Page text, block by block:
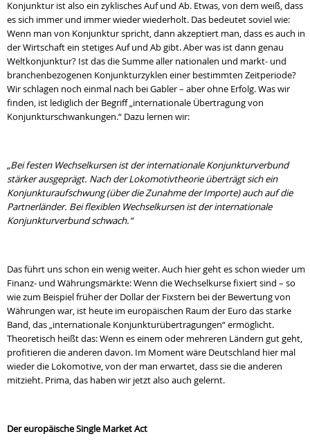
Konjunktur ist also ein zyklisches Auf und Ab. Etwas, von dem weiß, dass
es sich immer und immer wieder wiederholt. Das bedeutet soviel wie:
Wenn man von Konjunktur spricht, dann akzeptiert man, dass es auch in
der Wirtschaft ein stetiges Auf und Ab gibt. Aber was ist dann genau
Weltkonjunktur? Ist das die Summe aller nationalen und markt- und
branchenbezogenen Konjunkturzyklen einer bestimmten Zeitperiode?
Wir schlagen noch einmal nach bei Gabler – aber ohne Erfolg. Was wir
finden, ist lediglich der Begriff „internationale Übertragung von
Konjunkturschwankungen.“ Dazu lernen wir:
„Bei festen Wechselkursen ist der internationale Konjunkturverbund
stärker ausgeprägt. Nach der Lokomotivtheorie überträgt sich ein
Konjunkturaufschwung (über die Zunahme der Importe) auch auf die
Partnerländer. Bei flexiblen Wechselkursen ist der internationale
Konjunkturverbund schwach.“
Das führt uns schon ein wenig weiter. Auch hier geht es schon wieder um
Finanz- und Währungsmärkte: Wenn die Wechselkurse fixiert sind – so
wie zum Beispiel früher der Dollar der Fixstern bei der Bewertung von
Währungen war, ist heute im europäischen Raum der Euro das starke
Band, das „internationale Konjunkturübertragungen“ ermöglicht.
Theoretisch heißt das: Wenn es einem oder mehreren Ländern gut geht,
profitieren die anderen davon. Im Moment wäre Deutschland hier mal
wieder die Lokomotive, von der man erwartet, dass sie die anderen
mitzieht. Prima, das haben wir jetzt also auch gelernt.
Der europäische Single Market Act